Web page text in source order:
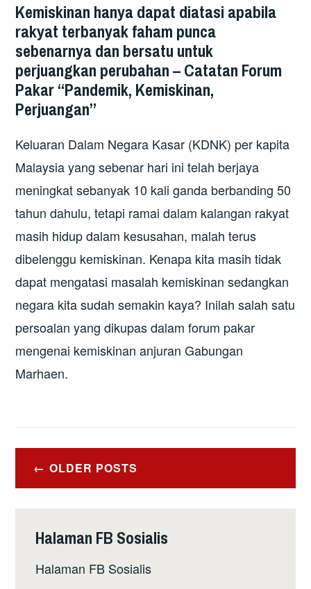
15
Kemiskinan hanya dapat diatasi apabila
rakyat terbanyak faham punca
sebenarnya dan bersatu untuk
perjuangkan perubahan – Catatan Forum
Pakar “Pandemik, Kemiskinan,
Perjuangan”
Keluaran Dalam Negara Kasar (KDNK) per kapita
Malaysia yang sebenar hari ini telah berjaya
meningkat sebanyak 10 kali ganda berbanding 50
tahun dahulu, tetapi ramai dalam kalangan rakyat
masih hidup dalam kesusahan, malah terus
dibelenggu kemiskinan. Kenapa kita masih tidak
dapat mengatasi masalah kemiskinan sedangkan
negara kita sudah semakin kaya? Inilah salah satu
persoalan yang dikupas dalam forum pakar
mengenai kemiskinan anjuran Gabungan
Marhaen.
Posts
navigation
OLDER POSTS
Halaman FB Sosialis
Halaman FB Sosialis